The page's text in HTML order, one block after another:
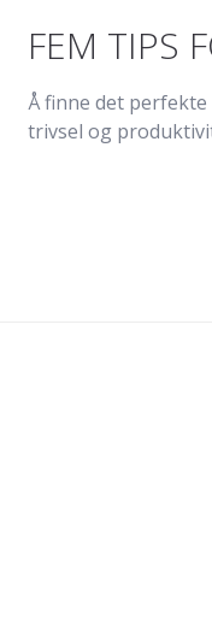
leverandør?
FEM TIPS
Å finne det
trivsel og